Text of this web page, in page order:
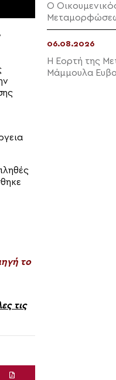
το
τις
Ο
06.08.2026
Η Εορτή της
Μάμμουλα